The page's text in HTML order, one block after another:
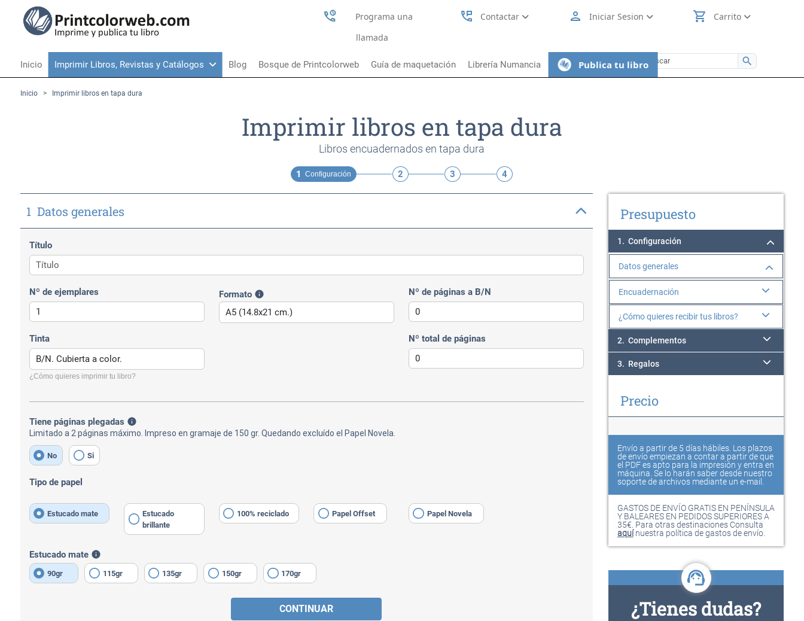
Programa una
llamada
perm_phone_msg Contactar person Iniciar Sesion shopping_cart Carrito
search
Inicio Imprimir Libros, Revistas y Catálogos Blog Bosque de Printcolorweb Guía de maquetación Librería Numancia Publica tu libro
Inicio> Imprimir libros en tapa dura
Imprimir libros en tapa dura
Libros encuadernados en tapa dura
1 Configuración 2 3 4
Presupuesto
1. Configuración
Datos generales
Encuadernación
¿Cómo quieres recibir tus libros?
2. Complementos
3. Regalos
Precio
Envío a partir de 5 días hábiles. Los plazos
de envío empiezan a contar a partir de que
el PDF es apto para la impresión y entra en
máquina. Se lo harán saber desde nuestro
soporte de archivos mediante un e-mail.
GASTOS DE ENVÍO GRATIS EN PENÍNSULA
Y BALEARES EN PEDIDOS SUPERIORES A
35€. Para otras destinaciones Consulta
aquínuestra política de gastos de envío.
¿Tienes dudas?
1 Datos generales
Título
Nº de ejemplares
Tinta
¿Cómo quieres imprimir tu libro?
Formato info Nº de páginas a B/N
Nº total de páginas
Tiene páginas plegadas info
Limitado a 2 páginas máximo. Impreso en gramaje de 150 gr. Quedando excluído el Papel Novela.
No Si
Tipo de papel
Estucado mate
Estucado
brillante
100% reciclado Papel Offset Papel Novela
Estucado mate info
90gr 115gr 135gr 150gr 170gr
CONTINUAR